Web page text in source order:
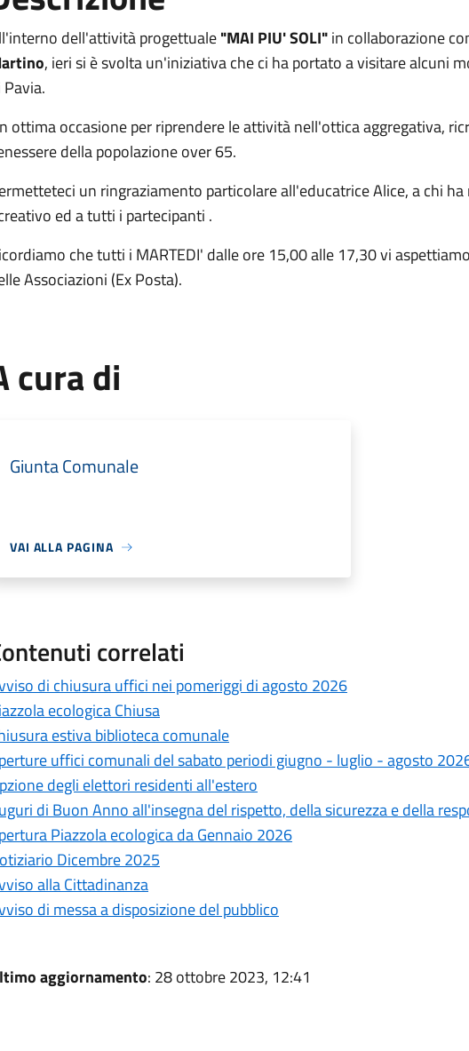
dell'attività progettuale"MAI PIU' SOLI"in collaborazione
, ieri si è svolta un'iniziativa che ci ha portato a visitare alcuni
Pavia.
ottima occasione per riprendere le attività nell'ottica aggregativa,
della popolazione over 65.
un ringraziamento particolare all'educatrice Alice, a chi
ed a tutti i partecipanti .
che tutti i MARTEDI' dalle ore 15,00 alle 17,30 vi
Associazioni (Ex Posta).
cura di
Giunta Comunale
VAI ALLA PAGINA
correlati
di chiusura uffici nei pomeriggi di agosto 2026
ecologica Chiusa
estiva biblioteca comunale
uffici comunali del sabato periodi giugno - luglio - agosto
degli elettori residenti all'estero
di Buon Anno all'insegna del rispetto, della sicurezza e della
Piazzola ecologica da Gennaio 2026
Dicembre 2025
alla Cittadinanza
di messa a disposizione del pubblico
aggiornamento: 28 ottobre 2023, 12:41